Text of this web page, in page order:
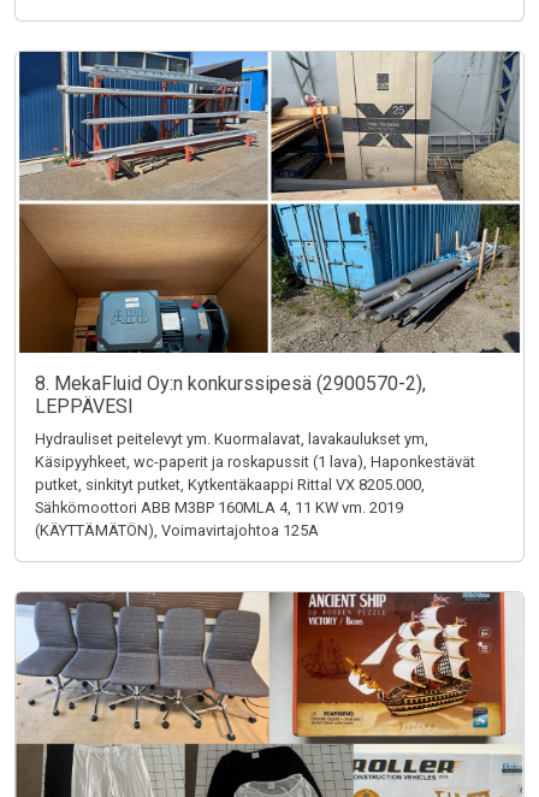
8. MekaFluid Oy:n konkurssipesä (2900570-2),
LEPPÄVESI
Hydrauliset peitelevyt ym. Kuormalavat, lavakaulukset ym,
Käsipyyhkeet, wc-paperit ja roskapussit (1 lava), Haponkestävät
putket, sinkityt putket, Kytkentäkaappi Rittal VX 8205.000,
Sähkömoottori ABB M3BP 160MLA 4, 11 KW vm. 2019
(KÄYTTÄMÄTÖN), Voimavirtajohtoa 125A